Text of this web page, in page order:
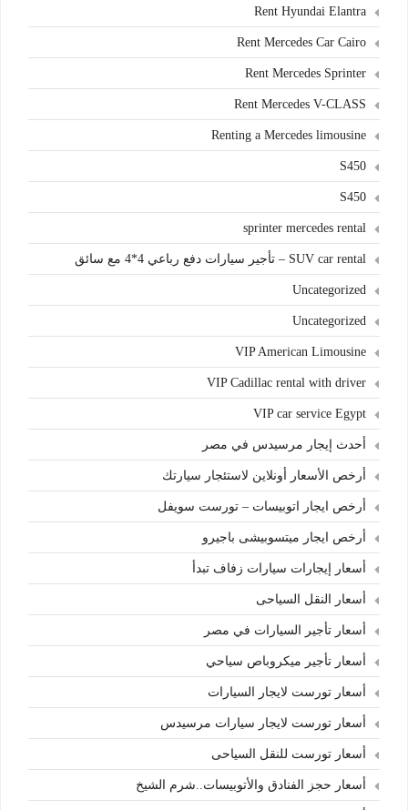
Rent Hyundai Elantra
Rent Mercedes Car Cairo
Rent Mercedes Sprinter
Rent Mercedes V-CLASS
Renting a Mercedes limousine
S450
S450
sprinter mercedes rental
SUV car rental – تأجير سيارات دفع رباعي 4*4 مع سائق
Uncategorized
Uncategorized
VIP American Limousine
VIP Cadillac rental with driver
VIP car service Egypt
أحدث إيجار مرسيدس في مصر
أرخص الأسعار أونلاين لاستئجار سيارتك
أرخص ايجار اتوبيسات – تورست سويفل
أرخص ايجار ميتسوبيشى باجيرو
أسعار إيجارات سيارات زفاف تبدأ
أسعار النقل السياحى
أسعار تأجير السيارات في مصر
أسعار تأجير ميكروباص سياحي
أسعار تورست لايجار السيارات
أسعار تورست لايجار سيارات مرسيدس
أسعار تورست للنقل السياحى
أسعار حجز الفنادق والأتوبيسات..شرم الشيخ